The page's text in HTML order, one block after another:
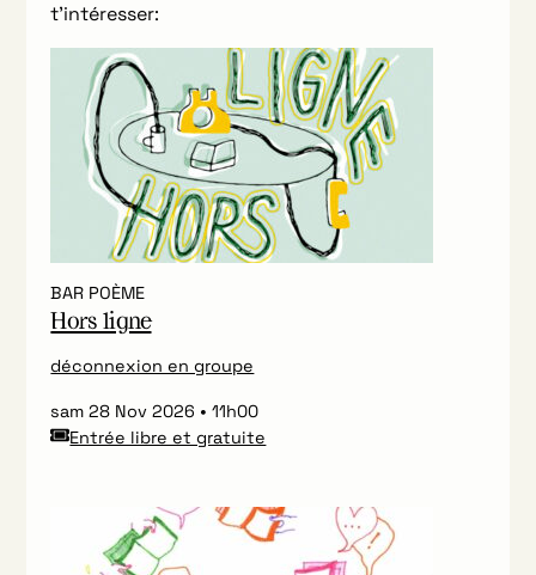
t’intéresser:
BAR POÈME
Hors ligne
déconnexion en groupe
sam 28 Nov 2026
11h00
Entrée libre et gratuite